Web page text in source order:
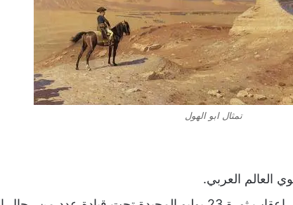
تمثال ابو الهول
العالم العربي.